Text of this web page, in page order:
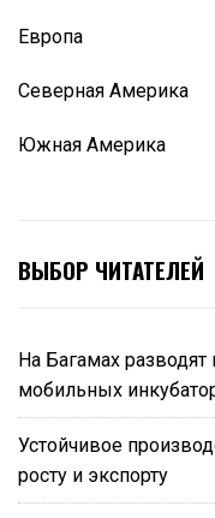
Европа
Северная Америка
Южная Америка
ВЫБОР ЧИТАТЕЛЕЙ
На Багамах разводят
мобильных
Устойчивое
росту и экспорту